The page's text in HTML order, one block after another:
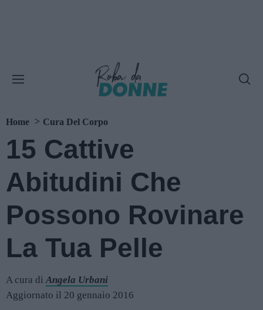
Home Cura Del Corpo
15 Cattive
Abitudini Che
Possono Rovinare
La Tua Pelle
A cura diAngela Urbani
Aggiornato il 20 gennaio 2016